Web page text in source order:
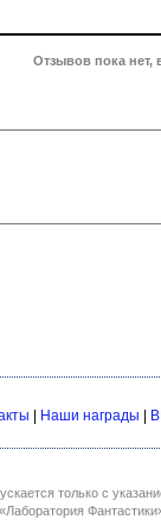
Отзывов пока нет,
| Наши награды |
только с
«Лаборатория